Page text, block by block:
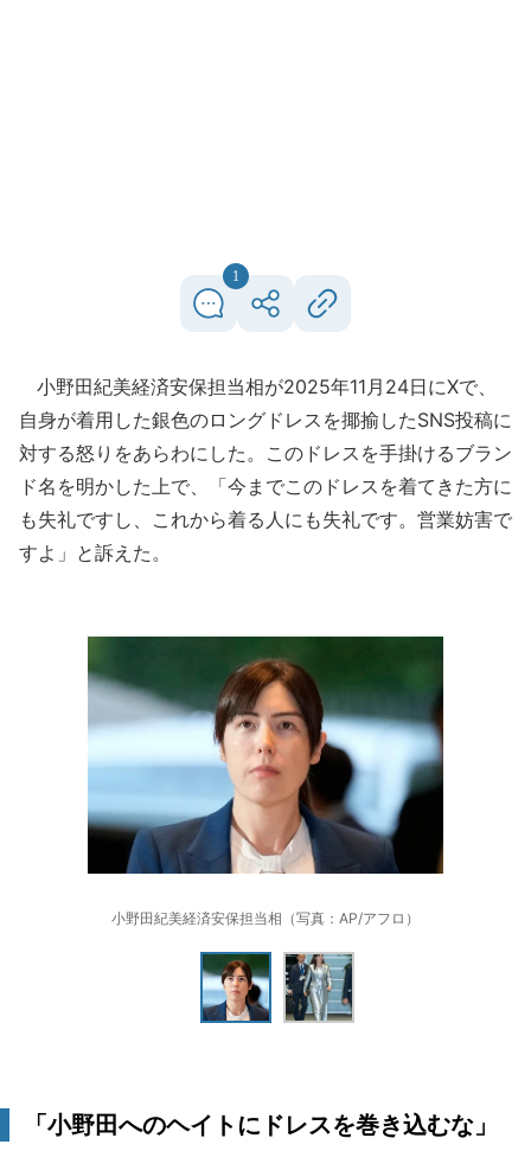
1
小野田紀美経済安保担当相が2025年11月24日にXで、
自身が着用した銀色のロングドレスを揶揄したSNS投稿に
対する怒りをあらわにした。このドレスを手掛けるブラン
ド名を明かした上で、「今までこのドレスを着てきた方に
も失礼ですし、これから着る人にも失礼です。営業妨害で
すよ」と訴えた。
小野田紀美経済安保担当相（写真：AP/アフロ）
「小野田へのヘイトにドレスを巻き込むな」